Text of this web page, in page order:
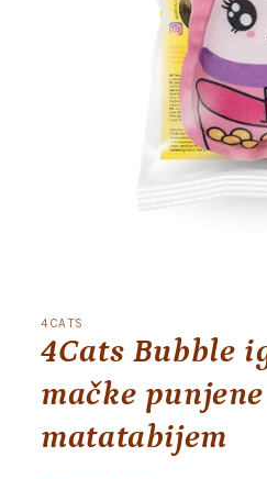
1
in
modal
4CATS
4Cats Bubble
mačke
matatabijem